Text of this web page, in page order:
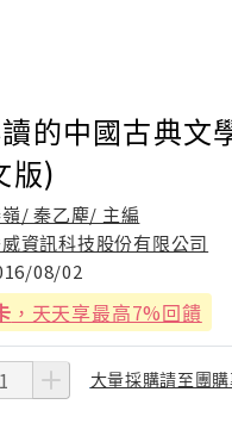
的中國古典文
版)
/ 秦乙塵/ 主編
資訊科技股份有限公司
08/02
，天天享最高7%回饋
大量採購請至團